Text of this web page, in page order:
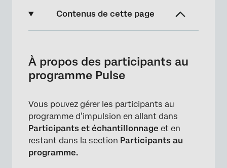
Contenus de cette page
Ajouter des participants à un appel d’offres
Outils du participant
Manager les participants
FAQs
À propos des participants au
programme Pulse
Vous pouvez gérer les participants au
programme d’impulsion en allant dans
Participants et échantillonnage et en
restant dans la section Participants au
programme.